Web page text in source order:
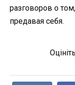
разговоров о
предавая себя.